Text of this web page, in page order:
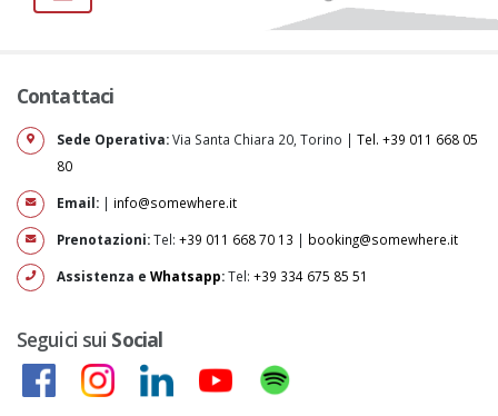
Contattaci
Sede Operativa:Via Santa Chiara 20, Torino | Tel. +39 011 668 05
80
Email: | info@somewhere.it
Prenotazioni:Tel: +39 011 668 70 13 | booking@somewhere.it
Assistenza e Whatsapp:Tel: +39 334 675 85 51
Seguici sui Social